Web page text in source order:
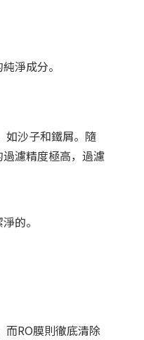
淨成分。
如沙子和鐵屑。隨
濾精度極高，過濾
的。
RO膜則徹底清除